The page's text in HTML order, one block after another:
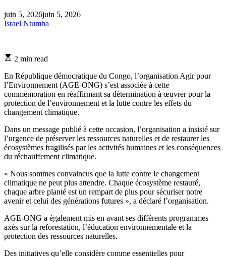
juin 5, 2026juin 5, 2026
Israel Ntumba
Estimated
time
2 min read
En République démocratique du Congo, l’organisation Agir pour
l’Environnement (AGE-ONG) s’est associée à cette
commémoration en réaffirmant sa détermination à œuvrer pour la
protection de l’environnement et la lutte contre les effets du
changement climatique.
Dans un message publié à cette occasion, l’organisation a insisté sur
l’urgence de préserver les ressources naturelles et de restaurer les
écosystèmes fragilisés par les activités humaines et les conséquences
du réchauffement climatique.
« Nous sommes convaincus que la lutte contre le changement
climatique ne peut plus attendre. Chaque écosystème restauré,
chaque arbre planté est un rempart de plus pour sécuriser notre
avenir et celui des générations futures », a déclaré l’organisation.
AGE-ONG a également mis en avant ses différents programmes
axés sur la reforestation, l’éducation environnementale et la
protection des ressources naturelles.
Des initiatives qu’elle considère comme essentielles pour